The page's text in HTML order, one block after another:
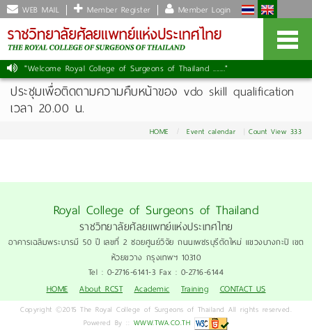
WEB MAIL Member Register Member Login
"Welcome Royal College of Surgeons of Thailand ......."
ประชุมเพื่อติดตามความคืบหน้าของ vdo skill qualification
เวลา 20.00 น.
HOME Event calendar Count View 333
Royal College of Surgeons of Thailand
ราชวิทยาลัยศัลยแพทย์แห่งประเทศไทย
อาคารเฉลิมพระบารมี 50 ปี เลขที่ 2 ซอยศูนย์วิจัย ถนนเพชรบุรีตัดใหม่ แขวงบางกะปิ เขต
ห้วยขวาง กรุงเทพฯ 10310
Tel : 0-2716-6141-3 Fax : 0-2716-6144
HOME
About RCST Academic Training CONTACT US
Copyright ©2015 The Royal College of Surgeons of Thailand All rights reserved.
Powered By :: WWW.TWA.CO.TH